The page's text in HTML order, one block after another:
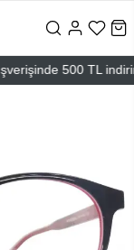
500 TL indirim